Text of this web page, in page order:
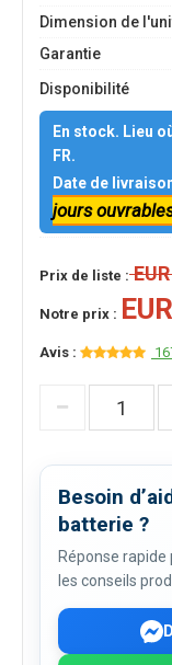
Dimension de
Garantie
Disponibilité
En stock. Lieu
FR.
Date de
jours
Prix de liste :
Notre prix :
Avis :
Besoin
batterie ?
Réponse
les conseils